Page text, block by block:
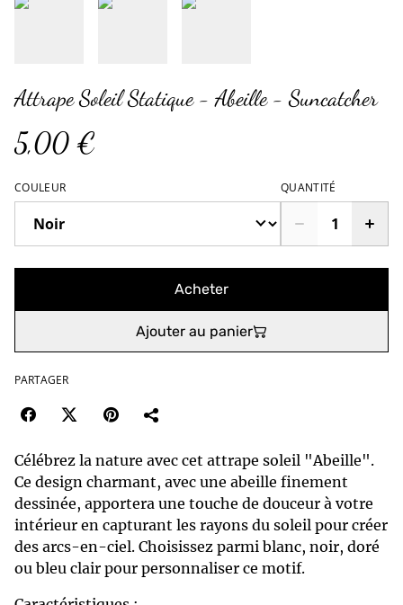
Attrape Soleil Statique - Abeille - Suncatcher
5,00 €
COULEUR QUANTITÉ
Acheter
Ajouter au panier
PARTAGER
Célébrez la nature avec cet attrape soleil "Abeille".
Ce design charmant, avec une abeille finement
dessinée, apportera une touche de douceur à votre
intérieur en capturant les rayons du soleil pour créer
des arcs-en-ciel. Choisissez parmi blanc, noir, doré
ou bleu clair pour personnaliser ce motif.